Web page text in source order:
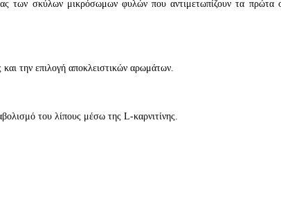
των σκύλων μικρόσωμων φυλών που αντιμετωπίζουν τα πρώτα
την επιλογή αποκλειστικών αρωμάτων.
του λίπους μέσω της L-καρνιτίνης.